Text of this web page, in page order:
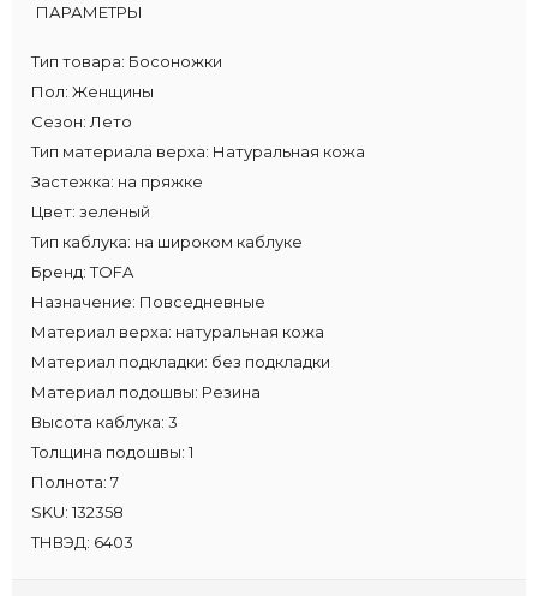
ПАРАМЕТРЫ
Тип товара: Босоножки
Пол: Женщины
Сезон: Лето
Тип материала верха: Натуральная кожа
Застежка: на пряжке
Цвет: зеленый
Тип каблука: на широком каблуке
Бренд: TOFA
Назначение: Повседневные
Материал верха: натуральная кожа
Материал подкладки: без подкладки
Материал подошвы: Резина
Высота каблука: 3
Толщина подошвы: 1
Полнота: 7
SKU: 132358
ТНВЭД: 6403